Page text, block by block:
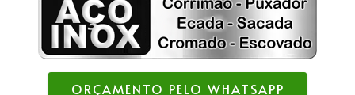
ORÇAMENTO PELO WHATSAPP